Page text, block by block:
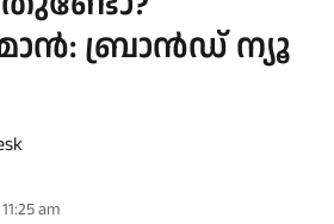
ബ്രാൻഡ് ന്യൂ
am